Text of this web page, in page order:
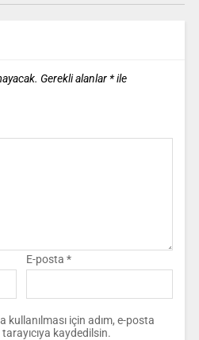
Gerekli alanlar *ile
E-posta *
için adım, e-posta
kaydedilsin.